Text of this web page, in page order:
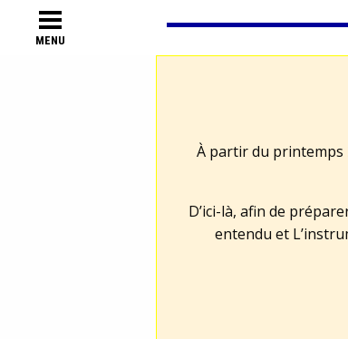
MENU
À partir du printemps
D’ici-là, afin de
entendu et